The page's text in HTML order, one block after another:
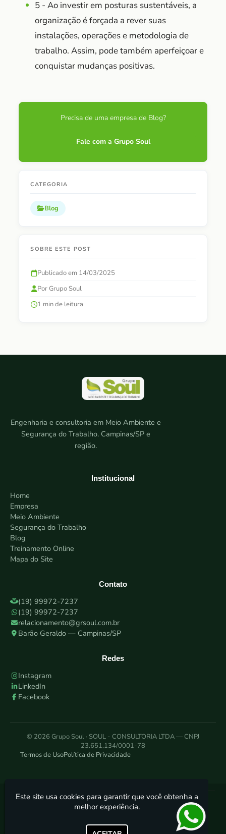
5 - Ao investir em posturas sustentáveis, a
organização é forçada a rever suas
instalações, operações e metodologia de
trabalho. Assim, pode também aperfeiçoar e
conquistar mudanças positivas.
Precisa de uma empresa de Blog?
Fale com a Grupo Soul
CATEGORIA
Blog
SOBRE ESTE POST
Publicado em 14/03/2025
Por Grupo Soul
1 min de leitura
Engenharia e consultoria em Meio Ambiente e
Segurança do Trabalho. Campinas/SP e
região.
Institucional
Home
Empresa
Meio Ambiente
Segurança do Trabalho
Blog
Treinamento Online
Mapa do Site
Contato
(19) 99972-7237
(19) 99972-7237
relacionamento@grsoul.com.br
Barão Geraldo — Campinas/SP
Redes
Instagram
LinkedIn
Facebook
© 2026 Grupo Soul · SOUL - CONSULTORIA LTDA — CNPJ
23.651.134/0001-78
Termos de UsoPolítica de Privacidade
Grupo Soul - Consultoria Ambiental
Este site usa cookies para garantir que você obtenha a
melhor experiência.